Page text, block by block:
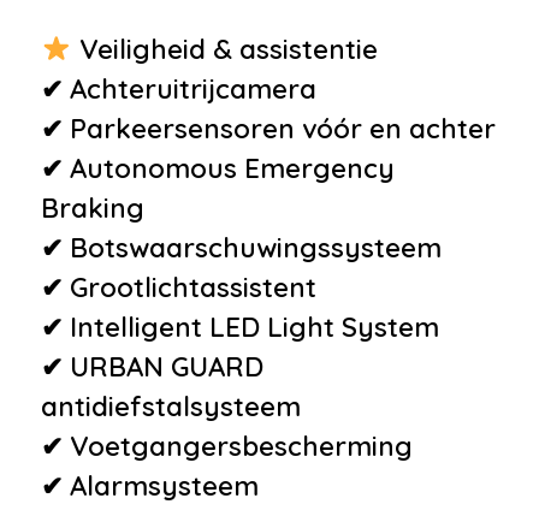
•Airbag(s) knie
• Airbag(s) side voor
• Airbag bestuurder
• Airbag passagier
•Alarm klasse 1(startblokkering)
• Anti Blokkeer Systeem
• Anti doorSlip Regeling
• Bandenspanningscontrolesysteem
• Derde remlicht
•Elektronisch Stabiliteits
Programma
• Isofix bevestiging voor
Veiligheid & assistentie
✔ Achteruitrijcamera
✔ Parkeersensoren vóór en achter
✔ Autonomous Emergency
Braking
✔ Botswaarschuwingssysteem
✔ Grootlichtassistent
✔ Intelligent LED Light System
✔ URBAN GUARD
antidiefstalsysteem
✔ Voetgangersbescherming
✔ Alarmsysteem